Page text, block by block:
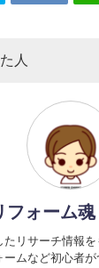
人
フォーム
リサーチ情報
ームなど初心者